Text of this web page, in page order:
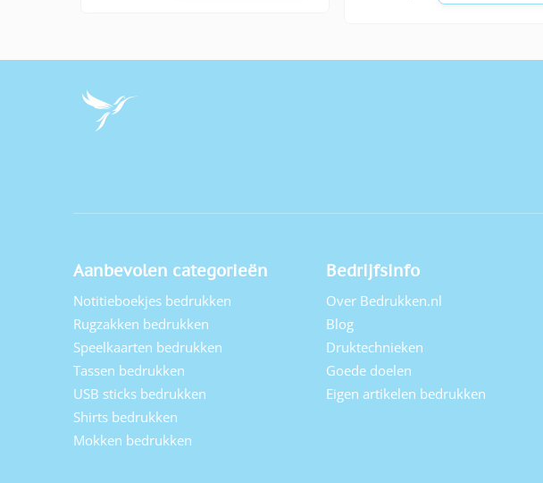
Aanbevolen categorieën
Notitieboekjes bedrukken
Rugzakken bedrukken
Speelkaarten bedrukken
Tassen bedrukken
USB sticks bedrukken
Shirts bedrukken
Mokken bedrukken
Bedrijfsinfo
Over Bedrukken.nl
Blog
Druktechnieken
Goede doelen
Eigen artikelen bedrukken